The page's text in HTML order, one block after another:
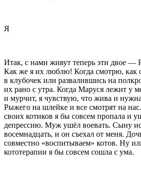
Я
Итак, с нами живут теперь эти двое
Как же я их люблю! Когда смотрю, как
в клубочек или развалившись на
их рано с утра. Когда Маруся лежит у
и мурчит, я чувствую, что жива и
Рыжего на шлейке и все смотрят на
своих котиков я бы совсем пропала и
депрессию. Муж ушёл воевать. Сыну
восемнадцать, и он съехал от меня.
совместно «воспитываем» котов. Ну
кототерапии я бы совсем сошла с ума.